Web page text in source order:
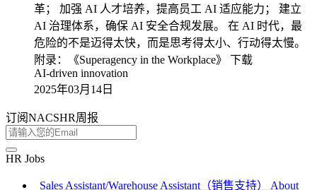
革； 加强 AI 人才培养，提高员工 AI 适应能力； 建立
AI 治理体系，确保 AI 安全合规发展。 在 AI 时代，最
危险的不是迈得太快，而是思考得太小、行动得太慢。
附录：《Superagency in the Workplace》 下载
AI-driven innovation
2025年03月14日
订阅NACSHR周报
HR Jobs
Sales Assistant/Warehouse Assistant（销售支持） About